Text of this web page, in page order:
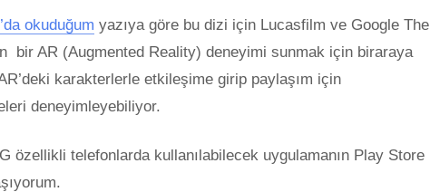
okuduğum yazıya göre bu dizi için Lucasfilm ve Google The
bir AR (Augmented Reality) deneyimi sunmak için biraraya
karakterlerle etkileşime girip paylaşım için
deneyimleyebiliyor.
özellikli telefonlarda kullanılabilecek uygulamanın Play Store